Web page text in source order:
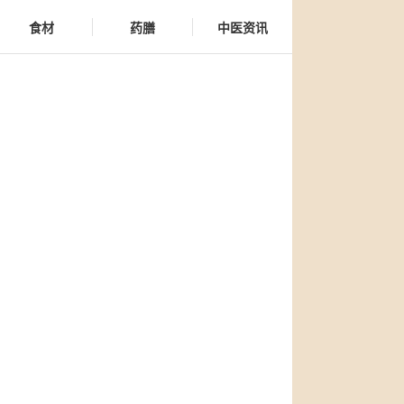
食材 药膳 中医资讯